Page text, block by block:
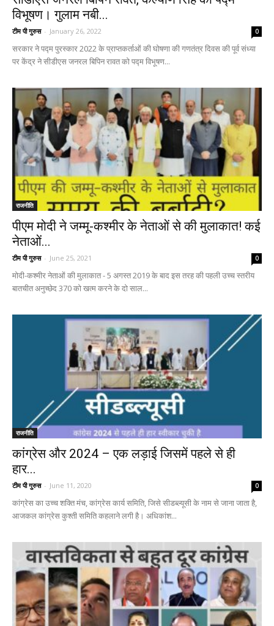
विभूषण। गुलाम नबी...
टीम पी गुरुस - January 26, 2022 0
सरकार ने पद्म पुरस्कार 2022 के प्राप्तकर्ताओं की घोषणा की गणतंत्र दिवस की पूर्व संध्या
पर केंद्र ने सीडीएस जनरल बिपिन रावत को पद्म विभूषण...
राजनीति
पीएम मोदी ने जम्मू-कश्मीर के नेताओं से की मुलाकात! कई
नेताओं...
टीम पी गुरुस - June 25, 2021 0
मोदी-कश्मीर नेताओं की मुलाकात - 5 अगस्त 2019 के बाद इस तरह की पहली उच्च स्तरीय
बातचीत अनुच्छेद 370 को खत्म करने के दो साल...
राजनीति
कांग्रेस और 2024 – एक लड़ाई जिसमें पहले से ही
हार...
टीम पी गुरुस - June 11, 2020 0
कांग्रेस का उच्च शक्ति मंच, कांग्रेस कार्य समिति, जिसे सीडब्ल्यूसी के नाम से जाना जाता है,
आजकल कांग्रेस कुश्ती समिति कहलाने लगी है। अधिकांश...